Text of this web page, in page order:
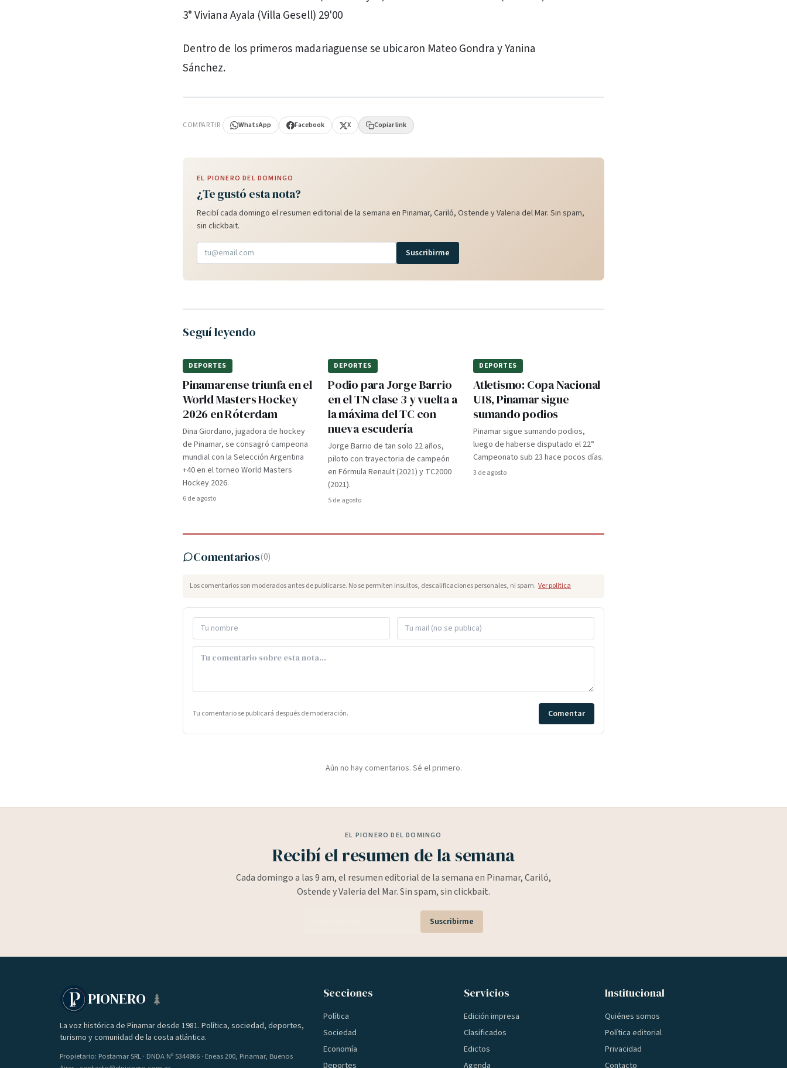
3° Viviana Ayala (Villa Gesell) 29'00
Dentro de los primeros madariaguense se ubicaron Mateo Gondra y Yanina
Sánchez.
COMPARTIR WhatsApp Facebook X Copiar link
EL PIONERO DEL DOMINGO
¿Te gustó esta nota?
Recibí cada domingo el resumen editorial de la semana en Pinamar, Cariló, Ostende y Valeria del Mar. Sin spam,
sin clickbait.
Suscribirme
Seguí leyendo
DEPORTES
Pinamarense triunfa en el
World Masters Hockey
2026 en Róterdam
Dina Giordano, jugadora de hockey
de Pinamar, se consagró campeona
mundial con la Selección Argentina
+40 en el torneo World Masters
Hockey 2026.
6 de agosto
DEPORTES
Podio para Jorge Barrio
en el TN clase 3 y vuelta a
la máxima del TC con
nueva escudería
Jorge Barrio de tan solo 22 años,
piloto con trayectoria de campeón
en Fórmula Renault (2021) y TC2000
(2021).
5 de agosto
DEPORTES
Atletismo: Copa Nacional
U18, Pinamar sigue
sumando podios
Pinamar sigue sumando podios,
luego de haberse disputado el 22°
Campeonato sub 23 hace pocos días.
3 de agosto
Comentarios(0)
Los comentarios son moderados antes de publicarse. No se permiten insultos, descalificaciones personales, ni spam. Ver política
Tu comentario se publicará después de moderación. Comentar
Aún no hay comentarios. Sé el primero.
EL PIONERO DEL DOMINGO
Recibí el resumen de la semana
Cada domingo a las 9 am, el resumen editorial de la semana en Pinamar, Cariló,
Ostende y Valeria del Mar. Sin spam, sin clickbait.
Suscribirme
PIONERO
La voz histórica de Pinamar desde 1981. Política, sociedad, deportes,
turismo y comunidad de la costa atlántica.
Propietario: Postamar SRL · DNDA Nº 5344866 · Eneas 200, Pinamar, Buenos
Secciones
Política
Sociedad
Economía
Deportes
Servicios
Edición impresa
Clasificados
Edictos
Agenda
Institucional
Quiénes somos
Política editorial
Privacidad
Contacto